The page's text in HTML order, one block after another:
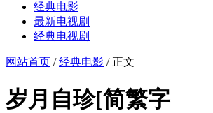
经典电影
最新电视剧
经典电视剧
网站首页 /经典电影 / 正文
岁月自珍[简繁字